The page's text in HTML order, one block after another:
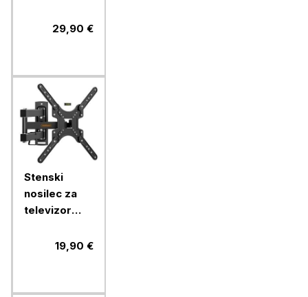
56'', do 45
29,90 €
Stenski
nosilec za
televizor
popolnim19,90 €